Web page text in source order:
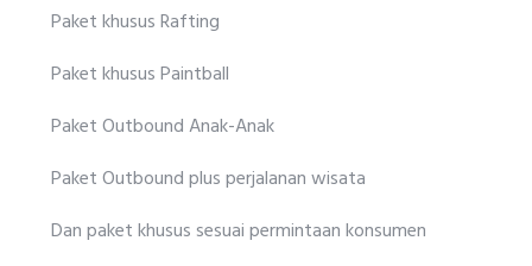
Paket khusus Rafting
Paket khusus Paintball
Paket Outbound Anak-Anak
Paket Outbound plus perjalanan wisata
Dan paket khusus sesuai permintaan konsumen